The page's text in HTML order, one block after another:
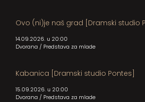
Ovo (ni)je naš grad [Dramski studio
14.09.2026. u 20:00
Dvorana / Predstava za mlade
Kabanica [Dramski studio Pontes]
15.09.2026. u 20:00
Dvorana / Predstava za mlade